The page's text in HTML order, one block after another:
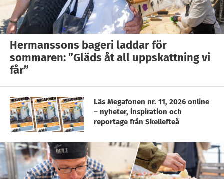
Hermanssons bageri laddar för
sommaren: ”Gläds åt all uppskattning vi
får”
Läs Megafonen nr. 11, 2026 online
– nyheter, inspiration och
reportage från Skellefteå